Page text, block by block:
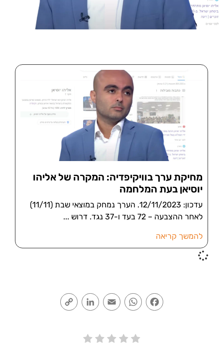
מחיקת ערך בוויקיפדיה: המקרה של אליהו
יוסיאן בעת המלחמה
עדכון: 12/11/2023. הערך נמחק במוצאי שבת (11/11)
לאחר ההצבעה – 72 בעד ו-37 נגד. דרוש
להמשך קריאה
Facebook
WhatsApp
Email
LinkedIn